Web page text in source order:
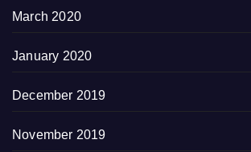
March 2020
January 2020
December 2019
November 2019